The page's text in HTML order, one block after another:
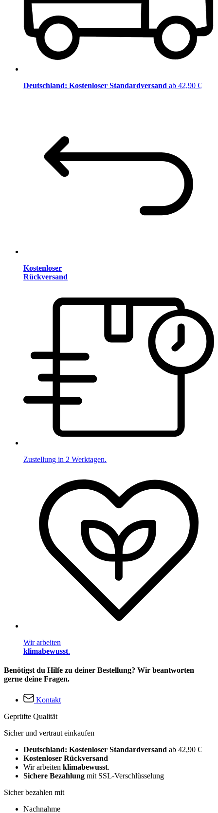
Deutschland: Kostenloser Standardversand ab 42,90 €
Kostenloser
Rückversand
Zustellung in 2 Werktagen.
Wir arbeiten
klimabewusst.
Benötigst du Hilfe zu deiner Bestellung? Wir beantworten
gerne deine Fragen.
Kontakt
Geprüfte Qualität
Sicher und vertraut einkaufen
Deutschland: Kostenloser Standardversand ab 42,90 €
Kostenloser Rückversand
Wir arbeiten klimabewusst.
Sichere Bezahlung mit SSL-Verschlüsselung
Sicher bezahlen mit
Nachnahme